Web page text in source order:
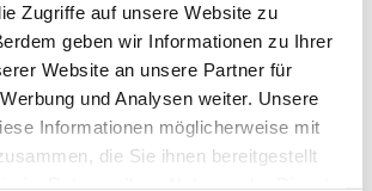
Zugriffe auf unsere Website zu
geben wir Informationen zu Ihrer
Website an unsere Partner für
und Analysen weiter. Unsere
Informationen möglicherweise mit
die Sie ihnen bereitgestellt
zum Bereich KLASSIK
Element der Kirche und ihrer